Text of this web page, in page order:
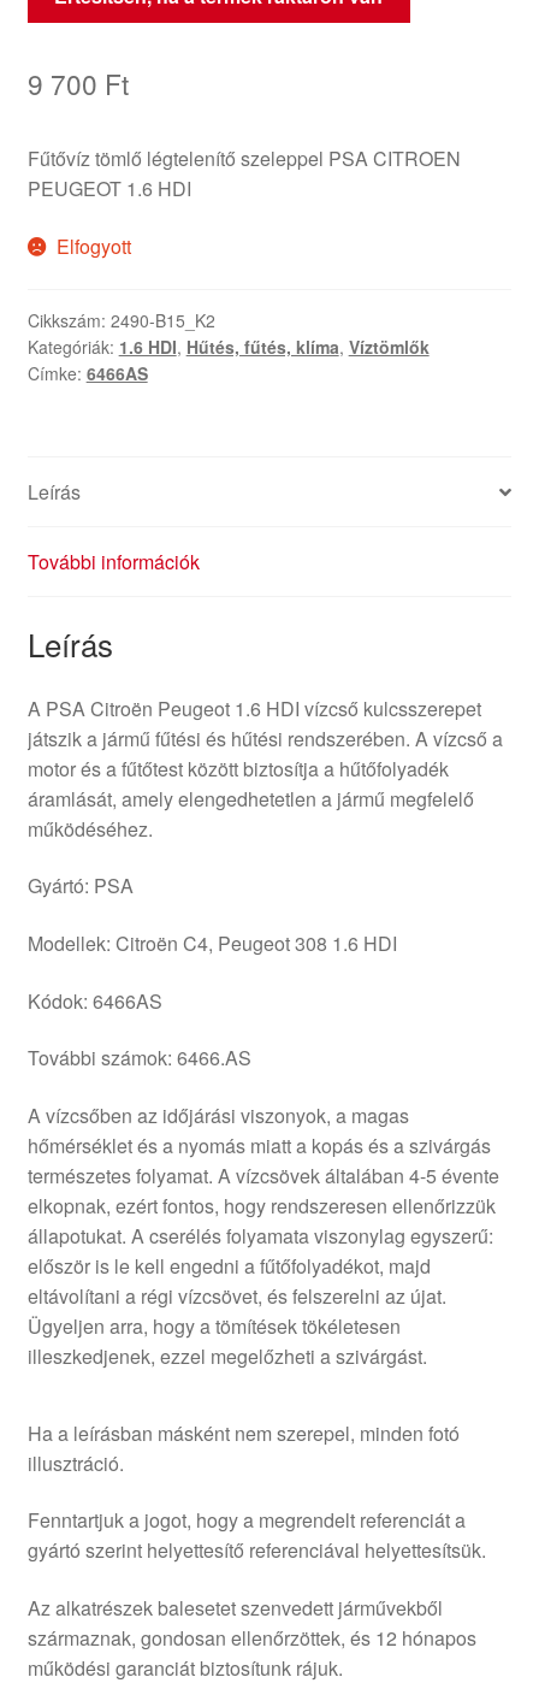
9 700 Ft
Fűtővíz tömlő légtelenítő szeleppel PSA CITROEN
PEUGEOT 1.6 HDI
Elfogyott
Cikkszám: 2490-B15_K2
Kategóriák: 1.6 HDI, Hűtés, fűtés, klíma, Víztömlők
Címke: 6466AS
Leírás
További információk
Leírás
A PSA Citroën Peugeot 1.6 HDI vízcső kulcsszerepet
játszik a jármű fűtési és hűtési rendszerében. A vízcső a
motor és a fűtőtest között biztosítja a hűtőfolyadék
áramlását, amely elengedhetetlen a jármű megfelelő
működéséhez.
Gyártó: PSA
Modellek: Citroën C4, Peugeot 308 1.6 HDI
Kódok: 6466AS
További számok: 6466.AS
A vízcsőben az időjárási viszonyok, a magas
hőmérséklet és a nyomás miatt a kopás és a szivárgás
természetes folyamat. A vízcsövek általában 4-5 évente
elkopnak, ezért fontos, hogy rendszeresen ellenőrizzük
állapotukat. A cserélés folyamata viszonylag egyszerű:
először is le kell engedni a fűtőfolyadékot, majd
eltávolítani a régi vízcsövet, és felszerelni az újat.
Ügyeljen arra, hogy a tömítések tökéletesen
illeszkedjenek, ezzel megelőzheti a szivárgást.
Ha a leírásban másként nem szerepel, minden fotó
illusztráció.
Fenntartjuk a jogot, hogy a megrendelt referenciát a
gyártó szerint helyettesítő referenciával helyettesítsük.
Az alkatrészek balesetet szenvedett járművekből
származnak, gondosan ellenőrzöttek, és 12 hónapos
működési garanciát biztosítunk rájuk.